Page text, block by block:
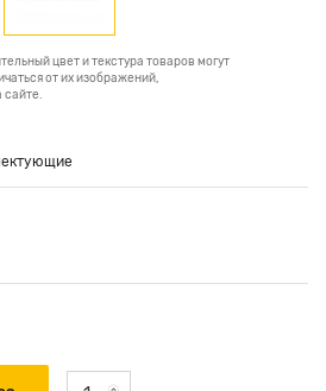
цвет и текстура товаров могут
от их изображений,
сайте.